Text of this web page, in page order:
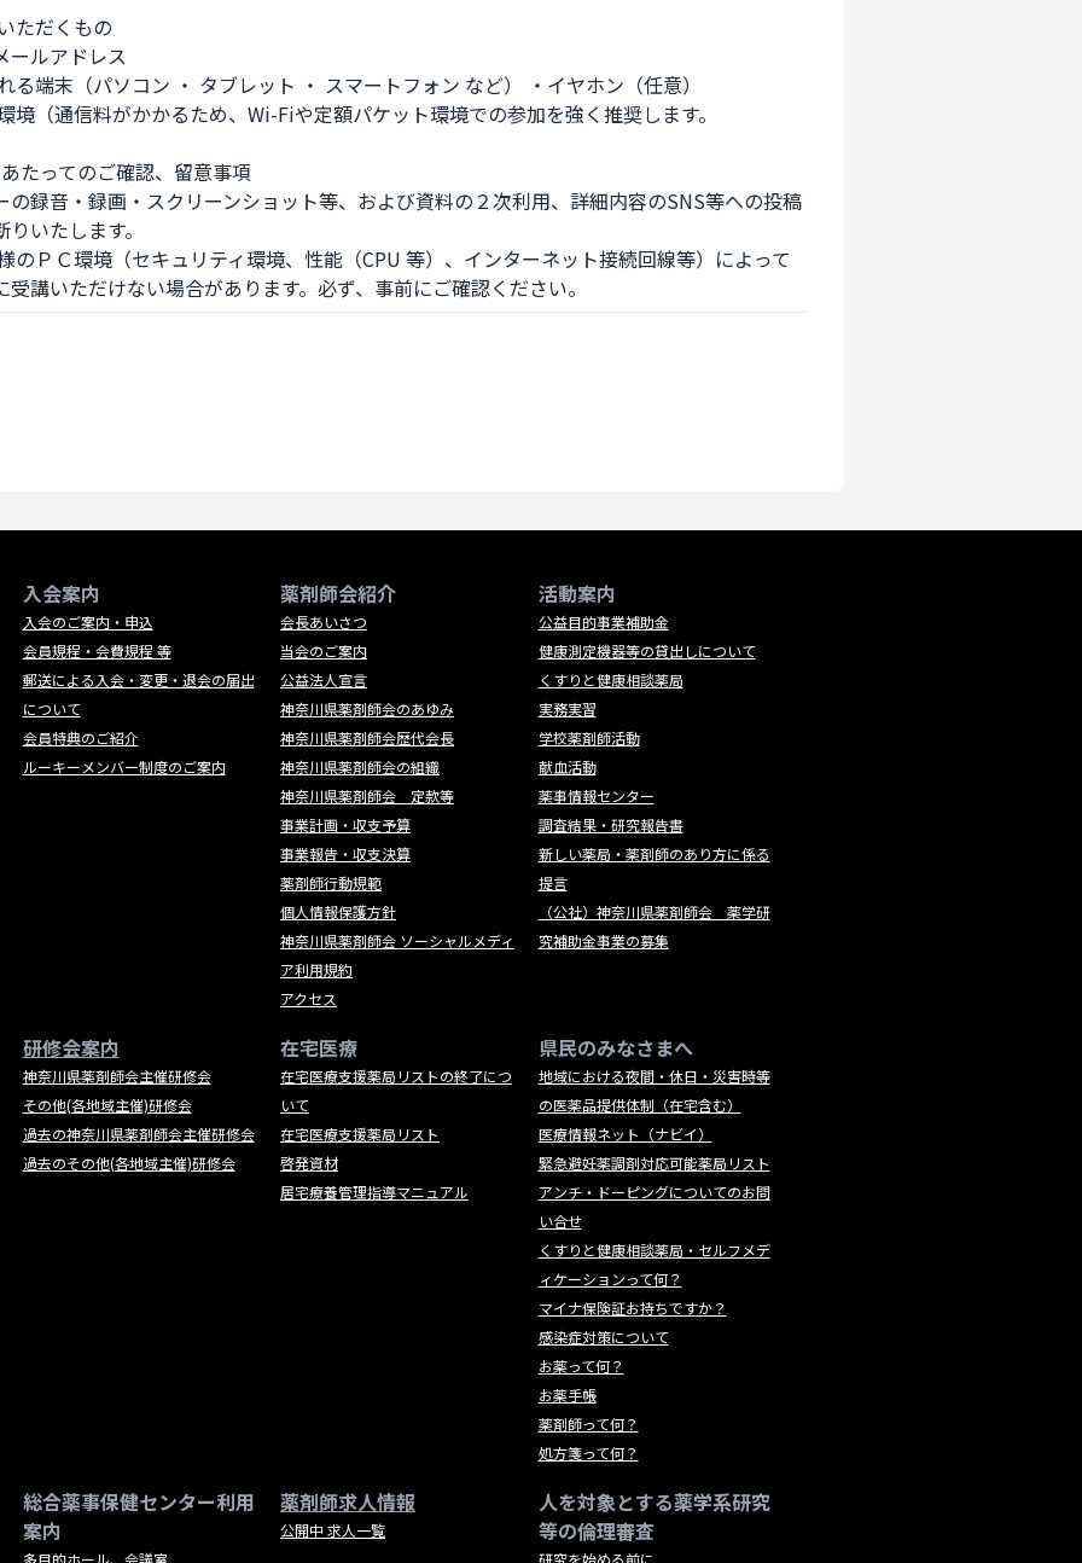
ただくもの
ールアドレス
の録音・録画・スクリーンショット等、および資料の２次利用、詳細内容のSNS等への投稿
いたします。
受講いただけない場合があります。必ず、事前にご確認ください。
入会案内
入会のご案内・申込
会員規程・会費規程 等
郵送による入会・変更・退会の届出
について
会員特典のご紹介
ルーキーメンバー制度のご案内
薬剤師会紹介
会長あいさつ
当会のご案内
公益法人宣言
神奈川県薬剤師会のあゆみ
神奈川県薬剤師会歴代会長
神奈川県薬剤師会の組織
神奈川県薬剤師会 定款等
事業計画・収支予算
事業報告・収支決算
薬剤師行動規範
個人情報保護方針
神奈川県薬剤師会 ソーシャルメディ
ア利用規約
アクセス
活動案内
公益目的事業補助金
健康測定機器等の貸出しについて
くすりと健康相談薬局
実務実習
学校薬剤師活動
献血活動
薬事情報センター
調査結果・研究報告書
新しい薬局・薬剤師のあり方に係る
提言
（公社）神奈川県薬剤師会 薬学研
究補助金事業の募集
研修会案内
神奈川県薬剤師会主催研修会
その他(各地域主催)研修会
過去の神奈川県薬剤師会主催研修会
過去のその他(各地域主催)研修会
在宅医療
在宅医療支援薬局リストの終了につ
いて
在宅医療支援薬局リスト
啓発資材
居宅療養管理指導マニュアル
県民のみなさまへ
地域における夜間・休日・災害時等
の医薬品提供体制（在宅含む）
医療情報ネット（ナビイ）
緊急避妊薬調剤対応可能薬局リスト
アンチ・ドーピングについてのお問
い合せ
くすりと健康相談薬局・セルフメデ
ィケーションって何？
マイナ保険証お持ちですか？
感染症対策について
お薬って何？
お薬手帳
薬剤師って何？
処方箋って何？
総合薬事保健センター利用
案内
多目的ホール、会議室
薬剤師求人情報
公開中 求人一覧
人を対象とする薬学系研究
等の倫理審査
研究を始める前に